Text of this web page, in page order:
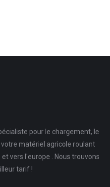
pour le chargement, le
matériel agricole roulant
vers l'europe . Nous trouvons
tarif !